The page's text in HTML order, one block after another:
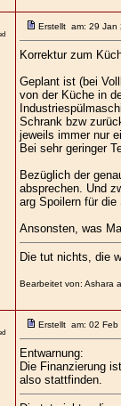
Erstellt am: 29
Korrektur zum
Geplant ist (bei
von der Küche in
Schrank bzw
jeweils immer nur
Bei sehr geringer
Bezüglich der
absprechen. Und
arg Spoilern für die
Ansonsten, was
Die tut nichts, die
Bearbeitet von: Ashara
Erstellt am: 02
Entwarnung:
Die Finanzierung
also stattfinden.